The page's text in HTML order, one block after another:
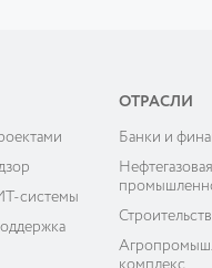
системы
ОТРАСЛИ
Банки и
Нефтегазовая
комплекс